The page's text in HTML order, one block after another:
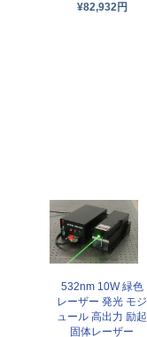
¥82,932円
532nm 10W 緑色
レーザー 発光 モジ
ュール 高出力 励起
固体レーザー